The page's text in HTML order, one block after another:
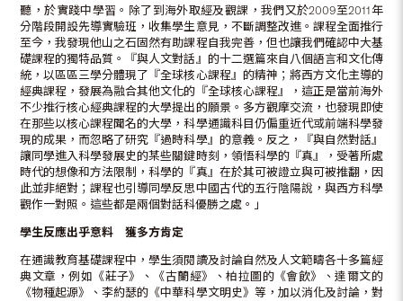
聽，於實踐中學習。除了到海外取經及觀課，我們又於2009至2011年
分階段開設先導實驗班，收集學生意見，不斷調整改進。課程全面推行
至今，我發現他山之石固然有助課程自我完善，但也讓我們確認中大基
礎課程的獨特品質。『與人文對話』的十二選篇來自八個語言和文化傳
統，以區區三學分體現了『全球核心課程』的精神；將西方文化主導的
經典課程，發展為融合其他文化的『全球核心課程』，這正是當前海外
不少推行核心經典課程的大學提出的願景。多方觀摩交流，也發現即使
在那些以核心課程聞名的大學，科學通識科目仍偏重近代或前端科學發
現的成果，而忽略了研究『過時科學』的意義。反之，『與自然對話』
讓同學進入科學發展史的某些關鍵時刻，領悟科學的『真』，受著所處
時代的想像和方法限制，科學的『真』在於其可被證立與可被推翻，因
此並非絕對；課程也引導同學反思中國古代的五行陰陽說，與西方科學
觀作一對照。這些都是兩個對話科優勝之處。」
學生反應出乎意料 獲多方肯定
在通識教育基礎課程中，學生須閱讀及討論自然及人文範疇各十多篇經
典文章，例如《莊子》、《古蘭經》、柏拉圖的《會飲》、達爾文的
《物種起源》、李約瑟的《中華科學文明史》等，加以消化及討論，對